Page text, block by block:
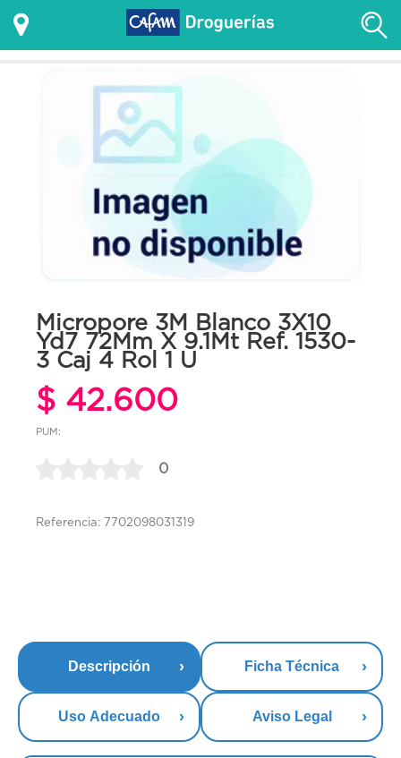
Micropore 3M Blanco 3X10
Yd7 72Mm X 9.1Mt Ref. 1530-
3 Caj 4 Rol 1 U
$ 42.600
PUM:
0
Referencia: 7702098031319
Descripción Ficha Técnica
Uso Adecuado Aviso Legal